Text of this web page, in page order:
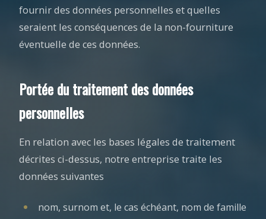
fournir des données personnelles et quelles
seraient les conséquences de la non-fourniture
éventuelle de ces données.
Portée du traitement des données
personnelles
En relation avec les bases légales de traitement
décrites ci-dessus, notre entreprise traite les
données suivantes
nom, surnom et, le cas échéant, nom de famille